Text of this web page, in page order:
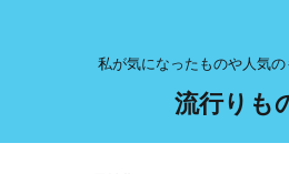
私が気になったものや人気
流行りも